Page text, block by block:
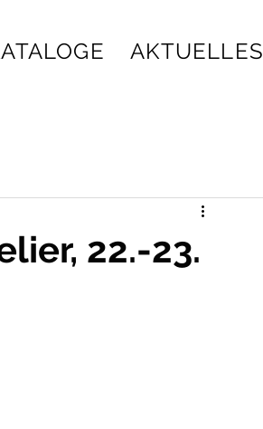
AKTUELLES
22.-23.